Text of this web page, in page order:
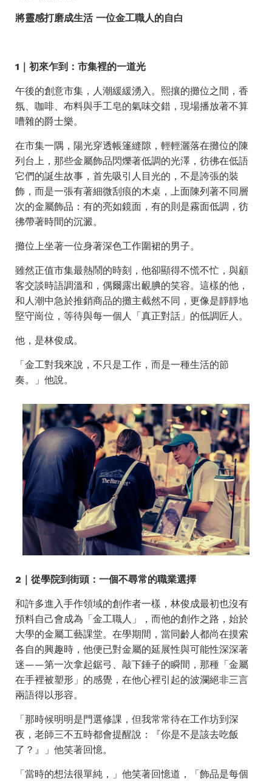
將靈感打磨成生活 一位金工職人的自白
1｜初來乍到：市集裡的一道光
午後的創意市集，人潮緩緩湧入。熙攘的攤位之間，香
氛、咖啡、布料與手工皂的氣味交錯，現場播放著不算
嘈雜的爵士樂。
在市集一隅，陽光穿透帳篷縫隙，輕輕灑落在攤位的陳
列台上，那些金屬飾品閃爍著低調的光澤，彷彿在低語
它們的誕生故事，首先吸引人目光的，不是誇張的裝
飾，而是一張有著細微刮痕的木桌，上面陳列著不同層
次的金屬飾品：有的亮如鏡面，有的則是霧面低調，彷
彿帶著時間的沉澱。
攤位上坐著一位身著深色工作圍裙的男子。
雖然正值市集最熱鬧的時刻，他卻顯得不慌不忙，與顧
客交談時語調溫和，偶爾露出靦腆的笑容。這樣的他，
和人潮中急於推銷商品的攤主截然不同，更像是靜靜地
堅守崗位，等待與每一個人「真正對話」的低調匠人。
他，是林俊成。
「金工對我來說，不只是工作，而是一種生活的節
奏。」他說。
2｜從學院到街頭：一個不尋常的職業選擇
和許多進入手作領域的創作者一樣，林俊成最初也沒有
預料自己會成為「金工職人」，而他的創作之路，始於
大學的金屬工藝課堂。在學期間，當同齡人都尚在摸索
各自的興趣時，他便已對金屬的延展性與可能性深深著
迷——第一次拿起鋸弓、敲下錘子的瞬間，那種「金屬
在手裡被塑形」的感覺，在他心裡引起的波瀾絕非三言
兩語得以形容。
「那時候明明是門選修課，但我常常待在工作坊到深
夜，老師三不五時都會提醒說：『你是不是該去吃飯
了？』」他笑著回憶。
「當時的想法很單純，」他笑著回憶道，「飾品是每個